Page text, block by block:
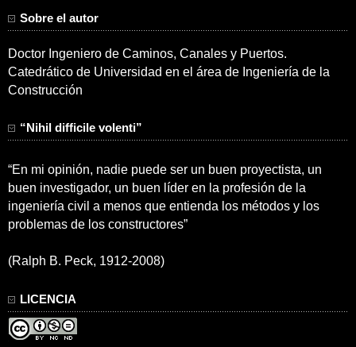
Sobre el autor
Doctor Ingeniero de Caminos, Canales y Puertos.
Catedrático de Universidad en el área de Ingeniería de la
Construcción
“Nihil difficile volenti”
“En mi opinión, nadie puede ser un buen proyectista, un
buen investigador, un buen líder en la profesión de la
ingeniería civil a menos que entienda los métodos y los
problemas de los constructores”
(Ralph B. Peck, 1912-2008)
LICENCIA